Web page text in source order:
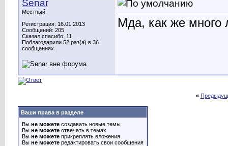
Senar
Местный
Регистрация: 16.01.2013
Сообщений: 205
Сказал спасибо: 11
Поблагодарили 52 раз(а) в 36
сообщениях
Мда, как же много
«
Ваши права в разделе
Вы не можете создавать новые темы
Вы не можете отвечать в темах
Вы не можете прикреплять вложения
Вы не можете редактировать свои сообщения